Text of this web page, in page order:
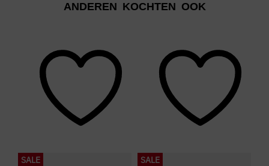
ANDEREN KOCHTEN OOK
SALE SALE